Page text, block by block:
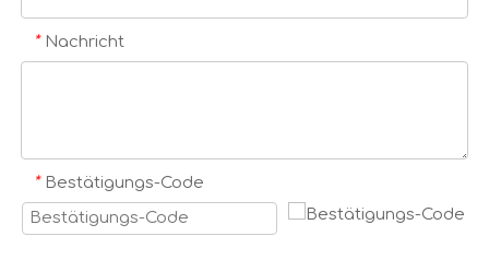
* Nachricht
* Bestätigungs-Code